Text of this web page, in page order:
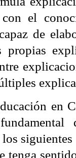
con el
de
propias
en
tenga